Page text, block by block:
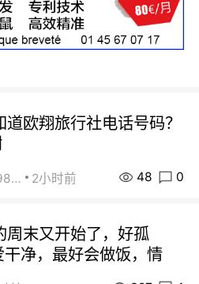
欧翔旅行社电话号码？
街友44498484 2小时前 48 0
周末又开始了，好孤
净，最好会做饭，情